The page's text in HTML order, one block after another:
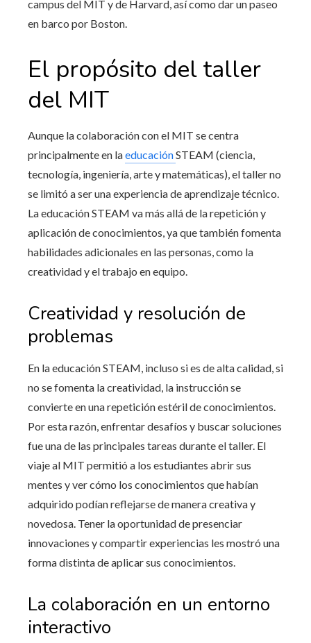
campus del MIT y de Harvard, así como dar un paseo
en barco por Boston.
El propósito del taller
del MIT
Aunque la colaboración con el MIT se centra
principalmente en laeducaciónSTEAM (ciencia,
tecnología, ingeniería, arte y matemáticas), el taller no
se limitó a ser una experiencia de aprendizaje técnico.
La educación STEAM va más allá de la repetición y
aplicación de conocimientos, ya que también fomenta
habilidades adicionales en las personas, como la
creatividad y el trabajo en equipo.
Creatividad y resolución de
problemas
En la educación STEAM, incluso si es de alta calidad, si
no se fomenta la creatividad, la instrucción se
convierte en una repetición estéril de conocimientos.
Por esta razón, enfrentar desafíos y buscar soluciones
fue una de las principales tareas durante el taller. El
viaje al MIT permitió a los estudiantes abrir sus
mentes y ver cómo los conocimientos que habían
adquirido podían reflejarse de manera creativa y
novedosa. Tener la oportunidad de presenciar
innovaciones y compartir experiencias les mostró una
forma distinta de aplicar sus conocimientos.
La colaboración en un entorno
interactivo